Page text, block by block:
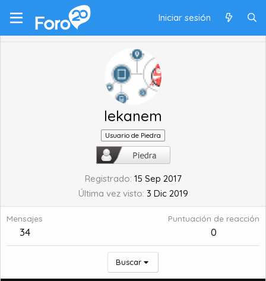
Iniciar sesión
lekanem
Usuario de Piedra
Registrado 15 Sep 2017
Última vez visto 3 Dic 2019
Mensajes
34
Puntuación de reacción
0
Buscar